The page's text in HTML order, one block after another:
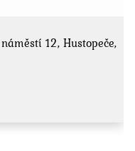
12, Hustopeče,